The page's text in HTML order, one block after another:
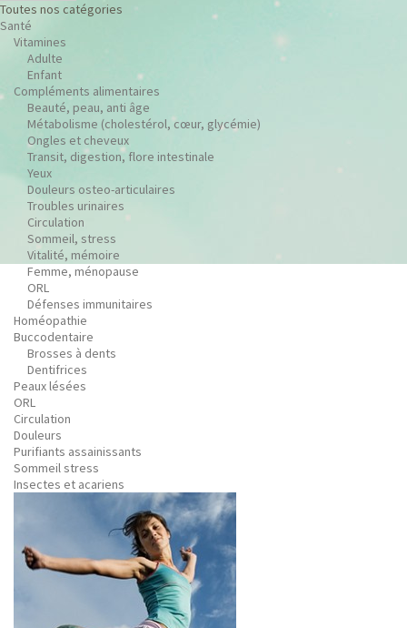
Toutes nos catégories
Santé
Vitamines
Adulte
Enfant
Compléments alimentaires
Beauté, peau, anti âge
Métabolisme (cholestérol, cœur, glycémie)
Ongles et cheveux
Transit, digestion, flore intestinale
Yeux
Douleurs osteo-articulaires
Troubles urinaires
Circulation
Sommeil, stress
Vitalité, mémoire
Femme, ménopause
ORL
Défenses immunitaires
Homéopathie
Buccodentaire
Brosses à dents
Dentifrices
Peaux lésées
ORL
Circulation
Douleurs
Purifiants assainissants
Sommeil stress
Insectes et acariens